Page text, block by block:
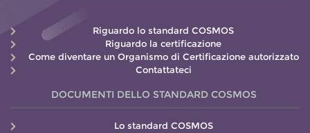
Riguardo lo standard COSMOS
Riguardo la certificazione
Come diventare un Organismo di Certificazione autorizzato
Contattateci
DOCUMENTI DELLO STANDARD COSMOS
Lo standard COSMOS